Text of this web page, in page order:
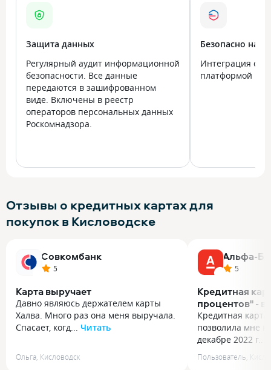
Защита данных
Регулярный аудит информационной
безопасности. Все данные
передаются в зашифрованном
виде. Включены в реестр
операторов персональных данных
Роскомнадзора.
Безопасно на
Интеграция с
платформой
Отзывы о кредитных картах для
покупок в Кисловодске
Совкомбанк
5
Карта выручает
Давно являюсь держателем карты
Халва. Много раз она меня выручала.
Спасает, когд... Читать
Спасает, когда что-то нужно купить
Ольга Кисловодск
Альфа-
5
Кредитная
процентов" -
удобство,
Кредитная
позволила мне
декабре 2022 г....
позволила мне
Пользователь